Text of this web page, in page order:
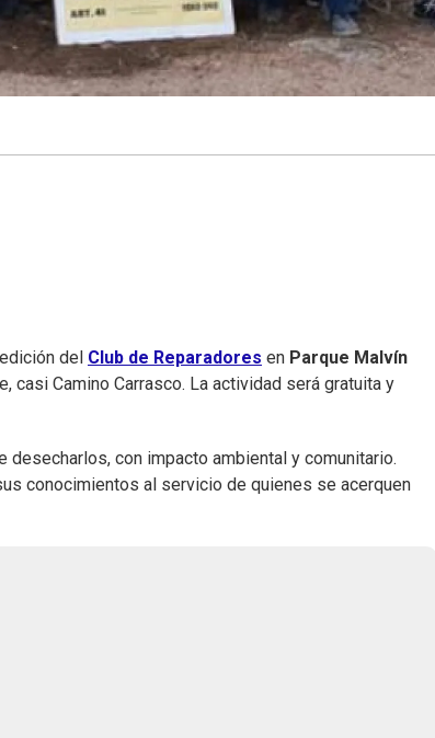
del Club de Reparadores en Parque Malvín
casi Camino Carrasco. La actividad será gratuita y
desecharlos, con impacto ambiental y comunitario.
conocimientos al servicio de quienes se acerquen